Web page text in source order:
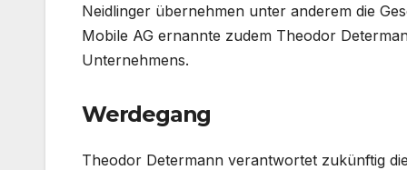
Neidlinger übernehmen unter anderem die
Mobile AG ernannte zudem Theodor
Unternehmens.
Werdegang
Theodor Determann verantwortet zukünftig